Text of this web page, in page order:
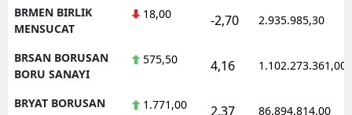
BRMEN BIRLIK
MENSUCAT
18,00 -2,70 2.935.985,30
BRSAN BORUSAN
BORU SANAYI
575,50 4,16 1.102.273.361,00
BRYAT BORUSAN
1.771,00 2,37 86.894.814,00